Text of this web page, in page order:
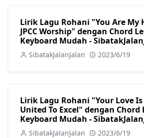
Lirik Lagu Rohani "You Are My
JPCC Worship" dengan Chord
Keyboard Mudah -
SibatakJalanJalan 2023/6/19
Lirik Lagu Rohani "Your Love
United To Excel" dengan Chord
Keyboard Mudah -
SibatakJalanJalan 2023/6/19